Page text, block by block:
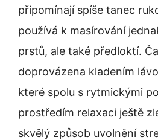
připomínají spíše tanec
používá k masírování
prstů, ale také předloktí.
doprovázena kladením
které spolu s rytmickými
prostředím relaxaci ještě
skvělý způsob uvolnění